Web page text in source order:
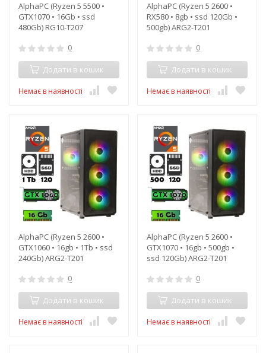
AlphaPC (Ryzen 5 5500 •
GTX1070 • 16Gb • ssd
480Gb) RG10-T207
0
Додати в кошик
Немає в наявності
AlphaPC (Ryzen 5 2600 •
RX580 • 8gb • ssd 120Gb •
500gb) ARG2-T201
0
Додати в кошик
Немає в наявності
AlphaPC (Ryzen 5 2600 •
GTX1060 • 16gb • 1Tb • ssd
240Gb) ARG2-T201
0
Додати в кошик
Немає в наявності
AlphaPC (Ryzen 5 2600 •
GTX1070 • 16gb • 500gb •
ssd 120Gb) ARG2-T201
0
Додати в кошик
Немає в наявності